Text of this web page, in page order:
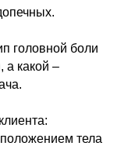
головной боли
какой ‒
тела